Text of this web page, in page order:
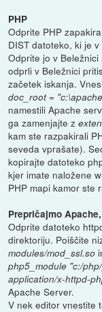
PHP
Odprite PHP
DIST datoteko, ki je
Odprite jo v
odprli v Beležnici
začetek iskanja.
doc_root =
namestili Apache
ga zamenjajte z
kam ste razpakirali
seveda vprašate).
kopirajte datoteko
kjer imate naložene
PHP mapi kamor ste
Prepričajmo
Odprite datoteko
direktoriju. Poiščite
modules/mod_ssl.so
php5_module "c:/
application/x-httpd-
Apache Server.
V nek editor vnestite